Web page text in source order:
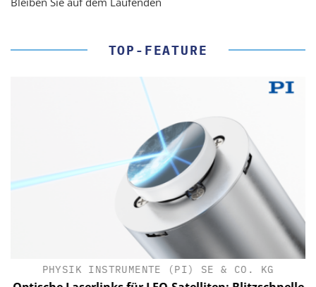
TOP-FEATURE
PHYSIK INSTRUMENTE (PI) SE & CO. KG